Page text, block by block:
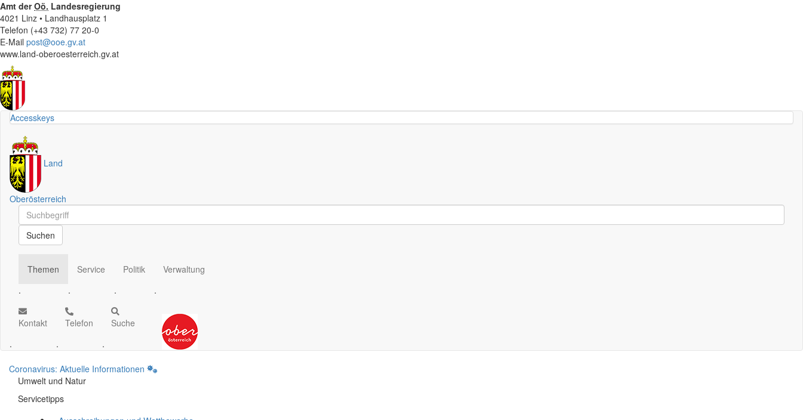
Amt derOö. Landesregierung
4021 Linz • Landhausplatz 1
Telefon (+43 732) 77 20-0
E-Mail post@ooe.gv.at
www.land-oberoesterreich.gv.at
Accesskeys
Land
Oberösterreich
Schnellsuche
Schnellsuche
Suchen
Themen
.
Service
.
Politik
.
Verwaltung
.
Kontakt
.
Telefon
.
Suche
.
Coronavirus: Aktuelle Informationen
Umwelt und Natur
Servicetipps